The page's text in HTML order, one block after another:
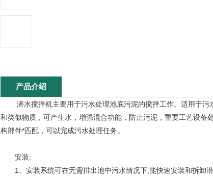
产品介绍
潜水搅拌机主要用于污水处理池底污泥的搅拌工作。适用于污
和类似物质，可产生水，增强混合功能，防止污泥，重要工艺设
构部件*匹配，可以完成污水处理任务。
安装:
1、安装系统可在无需排出池中污水情况下,能快速安装和拆卸